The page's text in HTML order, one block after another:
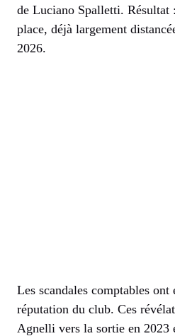
de Luciano Spalletti. Résultat
place, déjà largement
2026.
Les scandales comptables ont
réputation du club. Ces
Agnelli vers la sortie en 2023